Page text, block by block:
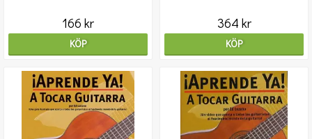
166 kr
KÖP
364 kr
KÖP